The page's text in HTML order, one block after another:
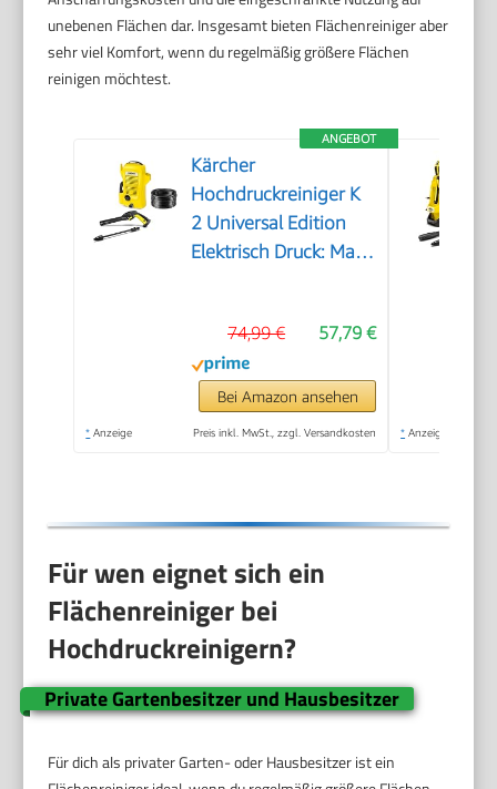
unebenen Flächen dar. Insgesamt bieten Flächenreiniger aber
sehr viel Komfort, wenn du regelmäßig größere Flächen
reinigen möchtest.
ANGEBOT
Kärcher
Hochdruckreiniger K
2 Universal Edition
Elektrisch Druck: Max.
Flächenleistung: 20
m²/h Wasserfilter
Gewicht: 38 kg
Hochdruckschlauch
57,79 €
74,99 €
Bei Amazon ansehen
* Anzeige Preis inkl. MwSt., zzgl. Versandkosten * Anzeige
Für wen eignet sich ein
Flächenreiniger bei
Hochdruckreinigern?
Private Gartenbesitzer und Hausbesitzer
Für dich als privater Garten- oder Hausbesitzer ist ein